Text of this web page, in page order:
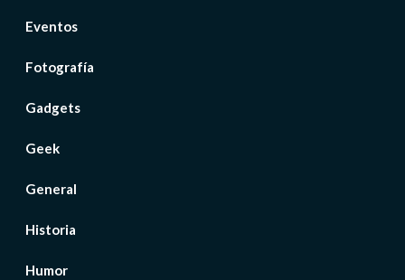
Eventos
Fotografía
Gadgets
Geek
General
Historia
Humor